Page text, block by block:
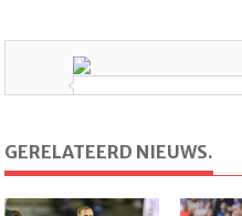
GERELATEERD NIEUWS.